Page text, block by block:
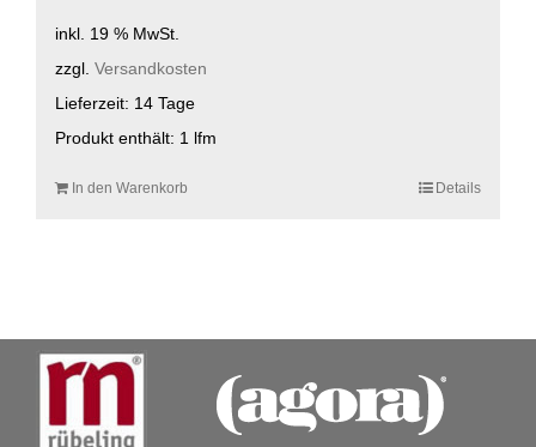
inkl. 19 % MwSt.
zzgl. Versandkosten
Lieferzeit: 14 Tage
Produkt enthält: 1 lfm
In den Warenkorb Details